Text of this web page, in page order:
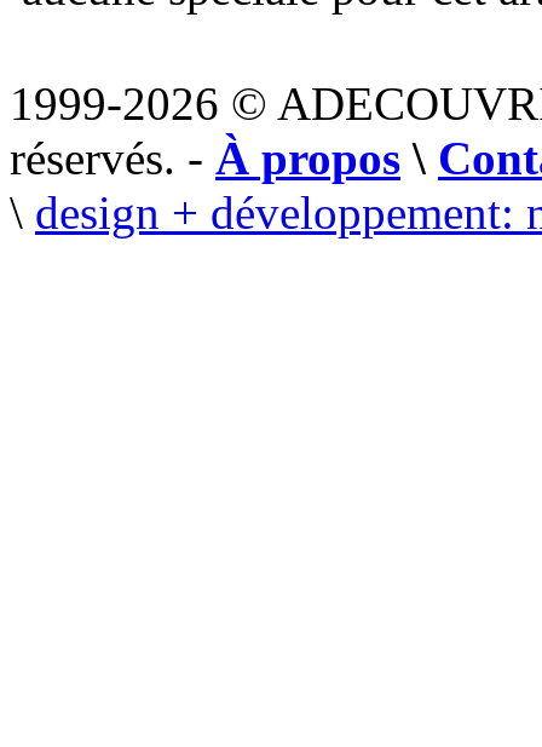
1999-2026 ©
réservés. - À propos \
\ design + développement: